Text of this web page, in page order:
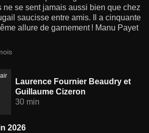
ne se sent jamais aussi bien que chez
saucisse entre amis. Il a cinquante
allure de garnement ! Manu Payet
Laurence Fournier Beaudry et
Guillaume Cizeron
30 min
2026